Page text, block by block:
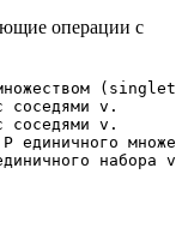
операции с
соседями v.
соседями v.
единичного
набора